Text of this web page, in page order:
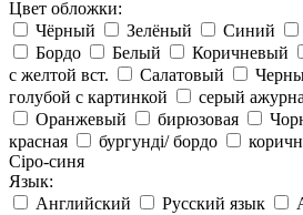
Цвет обложки:
Чёрный
Зелёный Синий
Бордо
Белый Коричневый
с желтой вст.
Салатовый
голубой с картинкой
серый
Оранжевый
бирюзовая
красная
бургунді/ бордо
Сіро-синя
Язык:
Английский
Русский язык